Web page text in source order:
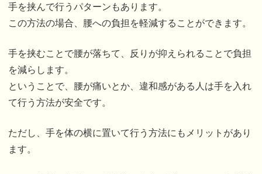
手を挟んで行うパターンもあります。
この方法の場合、腰への負担を軽減することができます。
手を挟むことで腰が落ちて、反りが抑えられることで負担
を減らします。
ということで、腰が痛いとか、違和感がある人は手を入れ
て行う方法が安全です。
ただし、手を体の横に置いて行う方法にもメリットがあり
ます。